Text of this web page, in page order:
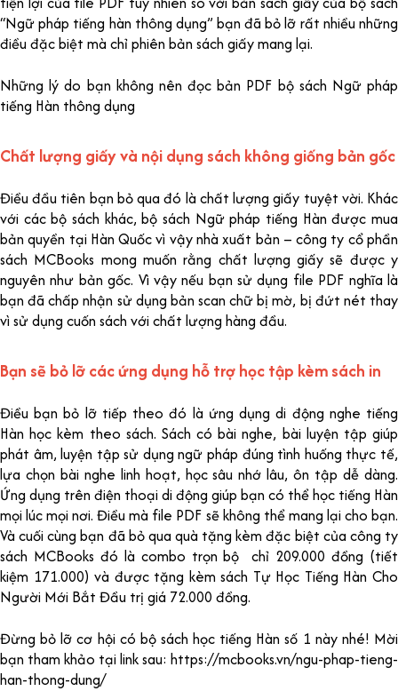
“Ngữ pháp tiếng hàn thông dụng” bạn đã bỏ lỡ rất nhiều những
điều đặc biệt mà chỉ phiên bản sách giấy mang lại.
Những lý do bạn không nên đọc bản PDF bộ sách Ngữ pháp
tiếng Hàn thông dụng
Chất lượng giấy và nội dụng sách không giống bản gốc
Điều đầu tiên bạn bỏ qua đó là chất lượng giấy tuyệt vời. Khác
với các bộ sách khác, bộ sách Ngữ pháp tiếng Hàn được mua
bản quyền tại Hàn Quốc vì vậy nhà xuất bản – công ty cổ phần
sách MCBooks mong muốn rằng chất lượng giấy sẽ được y
nguyên như bản gốc. Vì vậy nếu bạn sử dụng file PDF nghĩa là
bạn đã chấp nhận sử dụng bản scan chữ bị mờ, bị đứt nét thay
vì sử dụng cuốn sách với chất lượng hàng đầu.
Bạn sẽ bỏ lỡ các ứng dụng hỗ trợ học tập kèm sách in
Điều bạn bỏ lỡ tiếp theo đó là ứng dụng di động nghe tiếng
Hàn học kèm theo sách. Sách có bài nghe, bài luyện tập giúp
phát âm, luyện tập sử dụng ngữ pháp đúng tình huống thực tế,
lựa chọn bài nghe linh hoạt, học sâu nhớ lâu, ôn tập dễ dàng.
Ứng dụng trên điện thoại di động giúp bạn có thể học tiếng Hàn
mọi lúc mọi nơi. Điều mà file PDF sẽ không thể mang lại cho bạn.
Và cuối cùng bạn đã bỏ qua quà tặng kèm đặc biệt của công ty
sách MCBooks đó là combo trọn bộ chỉ 209.000 đồng (tiết
kiệm 171.000) và được tặng kèm sách Tự Học Tiếng Hàn Cho
Người Mới Bắt Đầu trị giá 72.000 đồng.
Đừng bỏ lỡ cơ hội có bộ sách học tiếng Hàn số 1 này nhé! Mời
bạn tham khảo tại link sau: https://mcbooks.vn/ngu-phap-tieng-
han-thong-dung/